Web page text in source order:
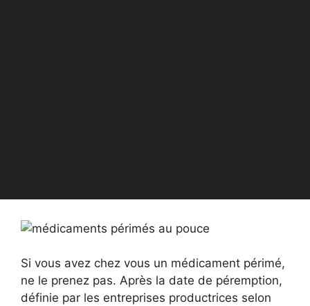
Si vous avez chez vous un médicament périmé,
ne le prenez pas. Après la date de péremption,
définie par les entreprises productrices selon